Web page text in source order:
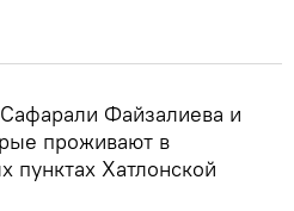
Файзалиева и
проживают в
пунктах Хатлонской